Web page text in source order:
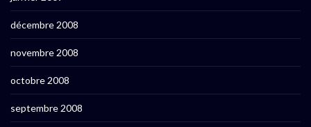
décembre 2008
novembre 2008
octobre 2008
septembre 2008